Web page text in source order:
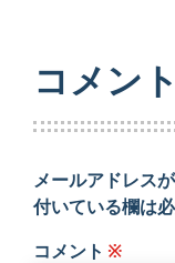
コメン
メールアドレス
付いている欄は
コメント ※